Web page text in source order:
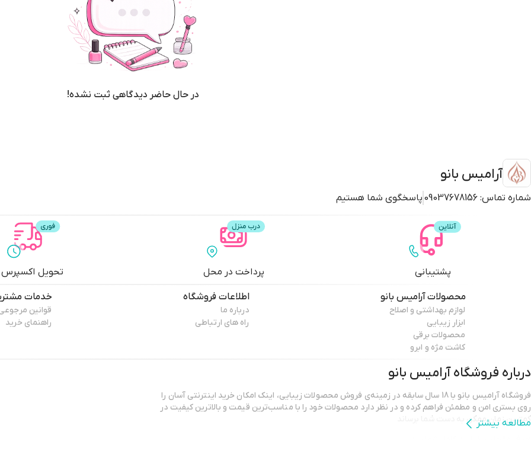
در حال حاضر دیدگاهی ثبت نشده!
آرامیس بانو
شماره تماس: 09037678156 پاسخگوی شما هستیم
پشتیبانی پرداخت در محل تحویل اکسپرس
محصولاتآرامیس بانو
لوازم بهداشتی و اصلاح
ابزار زیبایی
محصولات برقی
کاشت مژه و ابرو
اطلاعات فروشگاه
درباره ما
راه های ارتباطی
خدمات
قوانین
راهنمای خرید
درباره فروشگاهآرامیس بانو
فروشگاه آرامیس بانو با 18 سال سابقه در زمینه‌ی فروش محصولات زیبایی، اینک امکان خرید اینترنتی آسان را
روی بستری امن و مطمئن فراهم کرده و در نظر دارد محصولات خود را با مناسب‌ترین قیمت و بالاترین کیفیت در
کمترین زمان ممکن به دست شما برساند
مطالعه بیشتر